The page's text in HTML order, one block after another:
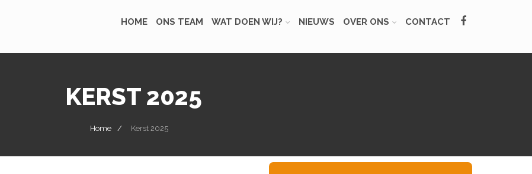
HOME ONS TEAM WAT DOEN WIJ? NIEUWS OVER ONS CONTACT
KERST 2025
Home Kerst 2025